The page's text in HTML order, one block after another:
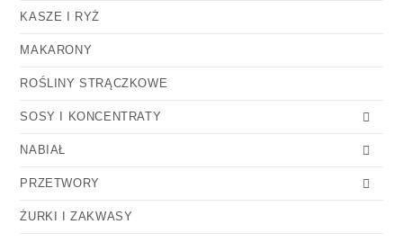
KASZE I RYŻ
MAKARONY
ROŚLINY STRĄCZKOWE
SOSY I KONCENTRATY
NABIAŁ
PRZETWORY
ŻURKI I ZAKWASY